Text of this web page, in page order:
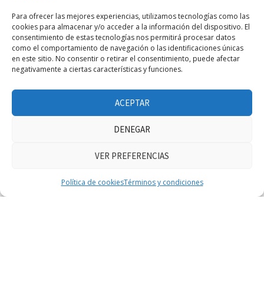
Para ofrecer las mejores experiencias, utilizamos tecnologías como las
cookies para almacenar y/o acceder a la información del dispositivo. El
consentimiento de estas tecnologías nos permitirá procesar datos
como el comportamiento de navegación o las identificaciones únicas
en este sitio. No consentir o retirar el consentimiento, puede afectar
negativamente a ciertas características y funciones.
ACEPTAR
DENEGAR
VER PREFERENCIAS
Política de cookiesTérminos y condiciones
FACEBOOK FEED
Facebook Feed
habilitar este contenido